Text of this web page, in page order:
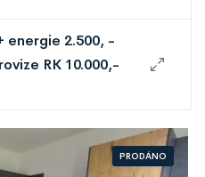
energie 2.500, -
RK 10.000,-
PRODÁNO